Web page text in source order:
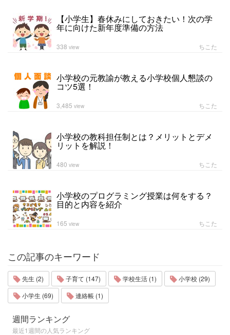
【小学生】春休みにしておきたい！次の学
年に向けた新年度準備の方法
ちこた
338 view
小学校の元教諭が教える小学校個人懇談の
コツ5選！
ちこた
3,485 view
小学校の教科担任制とは？メリットとデメ
リットを解説！
ちこた
480 view
小学校のプログラミング授業は何をする？
目的と内容を紹介
ちこた
165 view
この記事のキーワード
先生 (2) 子育て (147) 学校生活 (1)
小学校 (29)
小学生 (69)
連絡帳 (1)
週間ランキング
最近1週間の人気ランキング